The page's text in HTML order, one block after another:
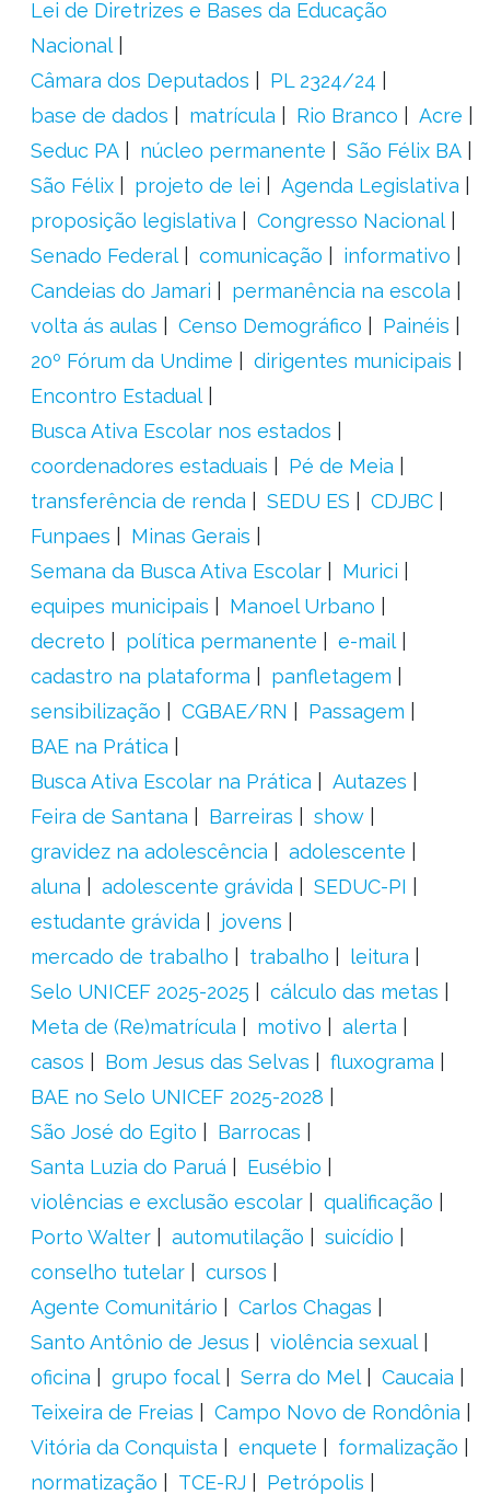
Lei de Diretrizes e Bases da Educação
Nacional
Câmara dos Deputados
PL 2324/24
base de dados
matrícula Rio Branco
Acre
Seduc PA
núcleo permanente
São Félix BA
São Félix
projeto de lei
Agenda Legislativa
proposição legislativa
Congresso Nacional
Senado Federal
comunicação
informativo
Candeias do Jamari
permanência na escola
volta ás aulas
Censo Demográfico
Painéis
20º Fórum da Undime
dirigentes municipais
Encontro Estadual
Busca Ativa Escolar nos estados
coordenadores estaduais
Pé de Meia
transferência de renda
SEDU ES
CDJBC
Funpaes
Minas Gerais
Semana da Busca Ativa Escolar
Murici
equipes municipais
Manoel Urbano
decreto
política permanente
e-mail
cadastro na plataforma
panfletagem
sensibilização
CGBAE/RN
Passagem
BAE na Prática
Busca Ativa Escolar na Prática
Autazes
Feira de Santana
Barreiras
show
gravidez na adolescência
adolescente
aluna
adolescente grávida
SEDUC-PI
estudante grávida
jovens
mercado de trabalho
trabalho
leitura
Selo UNICEF 2025-2025
cálculo das metas
Meta de (Re)matrícula
motivo
alerta
casos
Bom Jesus das Selvas
fluxograma
BAE no Selo UNICEF 2025-2028
São José do Egito
Barrocas
Santa Luzia do Paruá
Eusébio
violências e exclusão escolar
qualificação
Porto Walter
automutilação
suicídio
conselho tutelar
cursos
Agente Comunitário
Carlos Chagas
Santo Antônio de Jesus
violência sexual
oficina
grupo focal Serra do Mel
Caucaia
Teixeira de Freias
Campo Novo de Rondônia
Vitória da Conquista
enquete
formalização
normatização
TCE-RJ
Petrópolis